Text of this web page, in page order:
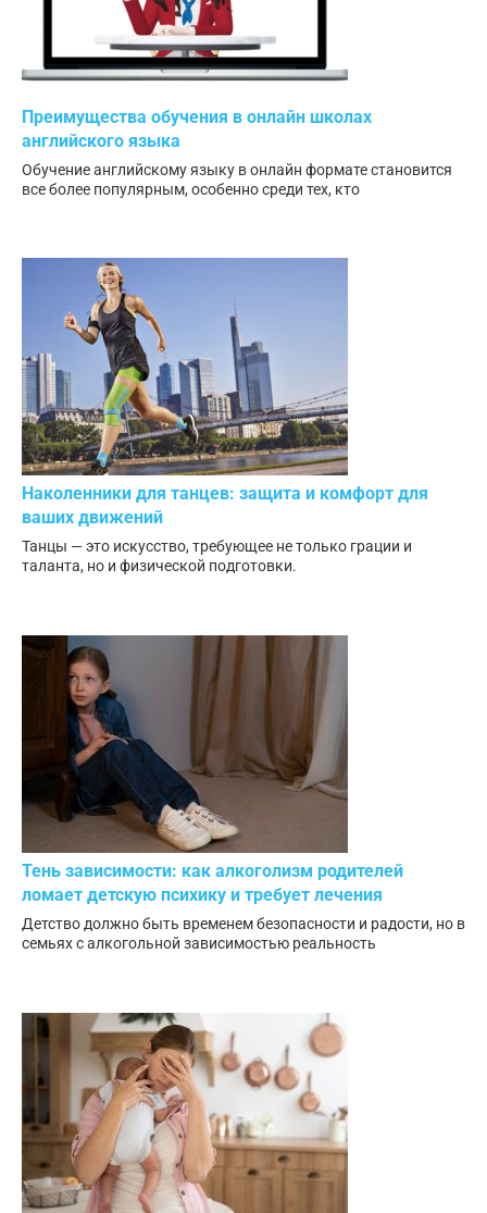
Преимущества обучения в онлайн школах
английского языка
Обучение английскому языку в онлайн формате становится
все более популярным, особенно среди тех, кто
Наколенники для танцев: защита и комфорт для
ваших движений
Танцы — это искусство, требующее не только грации и
таланта, но и физической подготовки.
Тень зависимости: как алкоголизм родителей
ломает детскую психику и требует лечения
Детство должно быть временем безопасности и радости, но в
семьях с алкогольной зависимостью реальность